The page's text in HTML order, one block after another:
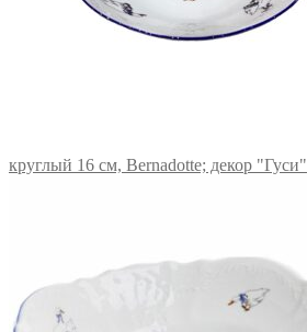
круглый 16 см, Bernadotte; декор "Гуси"